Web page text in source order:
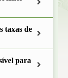
taxas de
para